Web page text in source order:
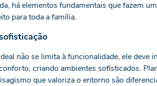
há elementos fundamentais que fazem
para toda a família.
não se limita à funcionalidade, ele deve
criando ambientes sofisticados.
que valoriza o entorno são